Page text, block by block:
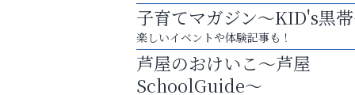
猫背･側弯、背骨の歪みを
整えませんか？
子育てマガジン～KID's黒
楽しいイベントや体験記事も！
芦屋のおけいこ～芦屋
SchoolGuide～